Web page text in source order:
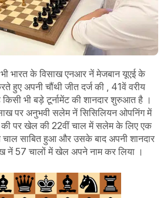
भी भारत के विसाख एनआर नें मेजबान यूएई के
हुए अपनी चौंथी जीत दर्ज की , 41वें वरीय
भी बड़े टूर्नामेंट की शानदार शुरुआत है ।
पर अनुभवी सलेम नें सिसिलियन ओपनिंग में
पर खेल की 22वीं चाल में सलेम के लिए एक
चाल साबित हुआ और उसके बाद अपनी शानदार
नें 57 चालों में खेल अपने नाम कर लिया ।